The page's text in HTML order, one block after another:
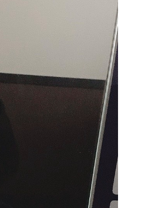
世代のスターク
ロジェクト
」始動